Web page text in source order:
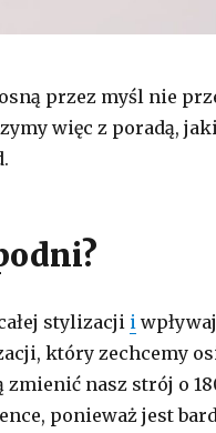
przez myśl nie
więc z poradą,
stylizacji i
który zechcemy
zmienić nasz strój o
ponieważ jest